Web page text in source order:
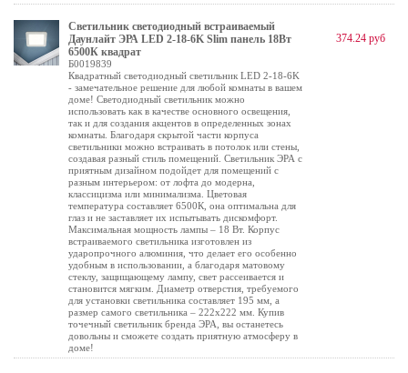
Светильник светодиодный встраиваемый
Даунлайт ЭРА LED 2-18-6K Slim панель 18Вт
6500К квадрат
Б0019839
Квадратный светодиодный светильник LED 2-18-6K
- замечательное решение для любой комнаты в вашем
доме! Светодиодный светильник можно
использовать как в качестве основного освещения,
так и для создания акцентов в определенных зонах
комнаты. Благодаря скрытой части корпуса
светильники можно встраивать в потолок или стены,
создавая разный стиль помещений. Светильник ЭРА с
приятным дизайном подойдет для помещений с
разным интерьером: от лофта до модерна,
классицизма или минимализма. Цветовая
температура составляет 6500К, она оптимальна для
глаз и не заставляет их испытывать дискомфорт.
Максимальная мощность лампы – 18 Вт. Корпус
встраиваемого светильника изготовлен из
ударопрочного алюминия, что делает его особенно
удобным в использовании, а благодаря матовому
стеклу, защищающему лампу, свет рассеивается и
становится мягким. Диаметр отверстия, требуемого
для установки светильника составляет 195 мм, а
размер самого светильника – 222х222 мм. Купив
точечный светильник бренда ЭРА, вы останетесь
довольны и сможете создать приятную атмосферу в
доме!
374.24 руб